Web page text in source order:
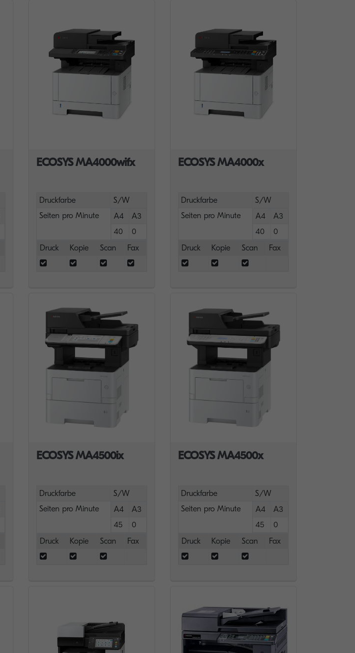
ECOSYS MA4000wifx
Druckfarbe
S/W
Seiten pro Minute
A4
A3
40
0
Druck
Kopie Scan Fax
ECOSYS MA4000x
Druckfarbe
S/W
Seiten pro Minute
A4
A3
40
0
Druck
Kopie Scan Fax
ECOSYS MA4500ix
Druckfarbe
S/W
Seiten pro Minute
A4
A3
45
0
Druck
Kopie Scan Fax
ECOSYS MA4500x
Druckfarbe
S/W
Seiten pro Minute
A4
A3
45
0
Druck
Kopie Scan Fax